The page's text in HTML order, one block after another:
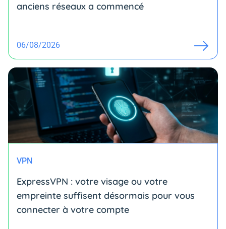
anciens réseaux a commencé
06/08/2026
VPN
ExpressVPN : votre visage ou votre
empreinte suffisent désormais pour vous
connecter à votre compte